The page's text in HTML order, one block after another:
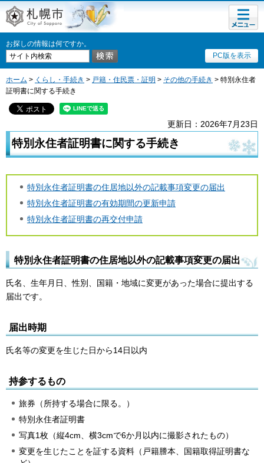
札幌市
お探しの情報は何ですか。
PC版を表示
メニュ
ー
ホーム > くらし・手続き > 戸籍・住民票・証明 > その他の手続き > 特別永住者
証明書に関する手続き
更新日：2026年7月23日
特別永住者証明書に関する手続き
特別永住者証明書の住居地以外の記載事項変更の届出
特別永住者証明書の有効期間の更新申請
特別永住者証明書の再交付申請
特別永住者証明書の住居地以外の記載事項変更の届出
氏名、生年月日、性別、国籍・地域に変更があった場合に提出する
届出です。
届出時期
氏名等の変更を生じた日から14日以内
持参するもの
旅券（所持する場合に限る。）
特別永住者証明書
写真1枚（縦4cm、横3cmで6か月以内に撮影されたもの）
変更を生じたことを証する資料（戸籍謄本、国籍取得証明書な